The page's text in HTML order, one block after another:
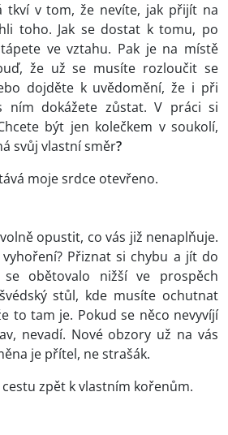
tkví v tom, že nevíte, jak přijít na
toho. Jak se dostat k tomu, po
ve vztahu. Pak je na místě
že už se musíte rozloučit se
dojděte k uvědomění, že i při
ním dokážete zůstat. V práci si
být jen kolečkem v soukolí,
svůj vlastní směr?
moje srdce otevřeno.
opustit, co vás již nenaplňuje.
Přiznat si chybu a jít do
obětovalo nižší ve prospěch
stůl, kde musíte ochutnat
to tam je. Pokud se něco nevyvíjí
nevadí. Nové obzory už na vás
je přítel, ne strašák.
zpět k vlastním kořenům.